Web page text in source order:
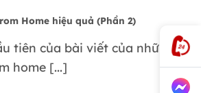
Home hiệu quả (Phần 2)
tiên của bài viết của những
home [...]